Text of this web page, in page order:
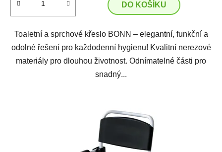
DO KOŠÍKU
Toaletní a sprchové křeslo BONN – elegantní, funkční a
odolné řešení pro každodenní hygienu! Kvalitní nerezové
materiály pro dlouhou životnost. Odnímatelné části pro
snadný...